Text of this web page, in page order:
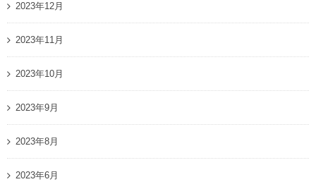
2023年12月
2023年11月
2023年10月
2023年9月
2023年8月
2023年6月